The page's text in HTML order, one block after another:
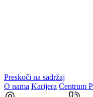
Preskoči na sadržaj
O nama Karijera Centrum